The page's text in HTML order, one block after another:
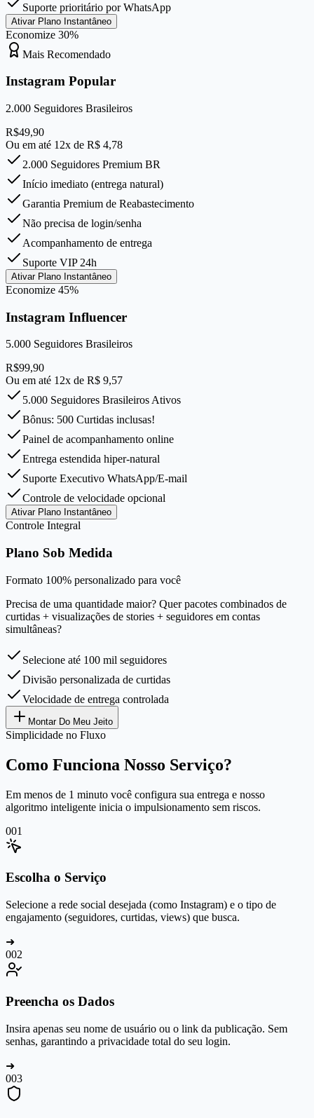
Suporte prioritário por WhatsApp
Ativar Plano Instantâneo
Economize 30%
Mais Recomendado
Instagram Popular
2.000 Seguidores Brasileiros
R$49,90
Ou em até 12x de R$ 4,78
2.000 Seguidores Premium BR
Início imediato (entrega natural)
Garantia Premium de Reabastecimento
Não precisa de login/senha
Acompanhamento de entrega
Suporte VIP 24h
Ativar Plano Instantâneo
Economize 45%
Instagram Influencer
5.000 Seguidores Brasileiros
R$99,90
Ou em até 12x de R$ 9,57
5.000 Seguidores Brasileiros Ativos
Bônus: 500 Curtidas inclusas!
Painel de acompanhamento online
Entrega estendida hiper-natural
Suporte Executivo WhatsApp/E-mail
Controle de velocidade opcional
Ativar Plano Instantâneo
Controle Integral
Plano Sob Medida
Formato 100% personalizado para você
Precisa de uma quantidade maior? Quer pacotes combinados de
curtidas + visualizações de stories + seguidores em contas
simultâneas?
Selecione até 100 mil seguidores
Divisão personalizada de curtidas
Velocidade de entrega controlada
Montar Do Meu Jeito
Simplicidade no Fluxo
Como Funciona Nosso Serviço?
Em menos de 1 minuto você configura sua entrega e nosso
algoritmo inteligente inicia o impulsionamento sem riscos.
001
Escolha o Serviço
Selecione a rede social desejada (como Instagram) e o tipo de
engajamento (seguidores, curtidas, views) que busca.
➜
002
Preencha os Dados
Insira apenas seu nome de usuário ou o link da publicação. Sem
senhas, garantindo a privacidade total do seu login.
➜
003